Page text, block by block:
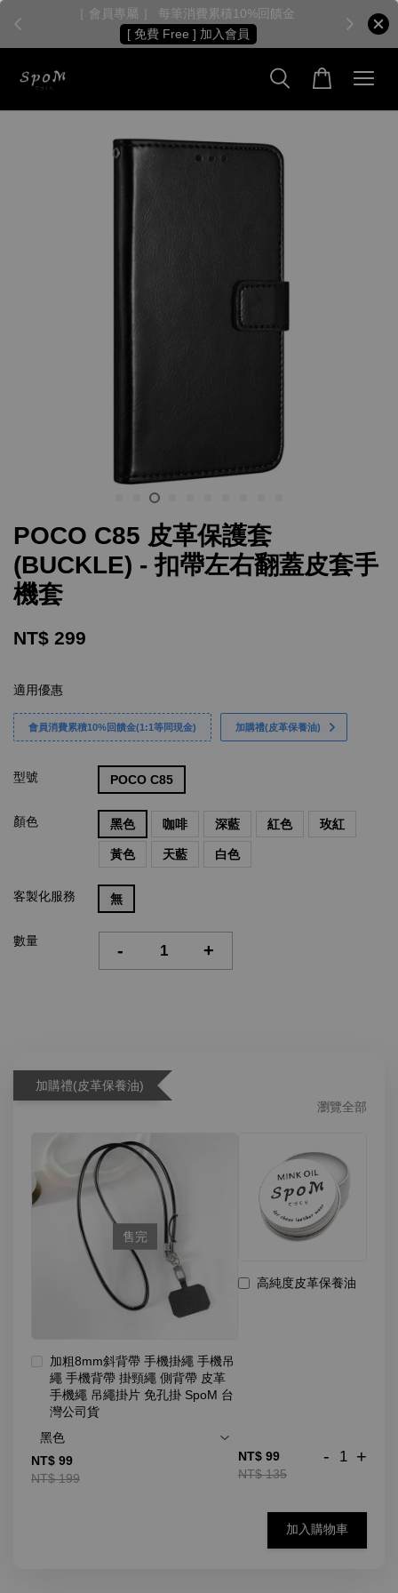
［ 會員專屬 ］ 每筆消費累積10%回饋金
[ 免費 Free ] 加入會員
POCO C85 皮革保護套
(BUCKLE) - 扣帶左右翻蓋皮套手
機套
NT$ 299
適用優惠
會員消費累積10%回饋金(1:1等同現金) 加購禮(皮革保養油)
型號 POCO C85
顏色 黑色 咖啡 深藍 紅色 玫紅
黃色 天藍 白色
客製化服務 無
數量 - +
加購禮(皮革保養油)
瀏覽全部
售完
加粗8mm斜背帶 手機掛繩 手機吊
繩 手機背帶 掛頸繩 側背帶 皮革
手機繩 吊繩掛片 免孔掛 SpoM 台
灣公司貨
NT$ 99
NT$ 199
高純度皮革保養油
NT$ 99
NT$ 135
- +
加入購物車